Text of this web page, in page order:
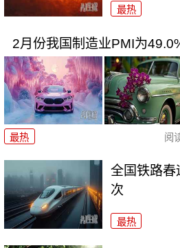
最热
2月份我国制造业PMI为
最热 阅
全国铁路春
次
最热